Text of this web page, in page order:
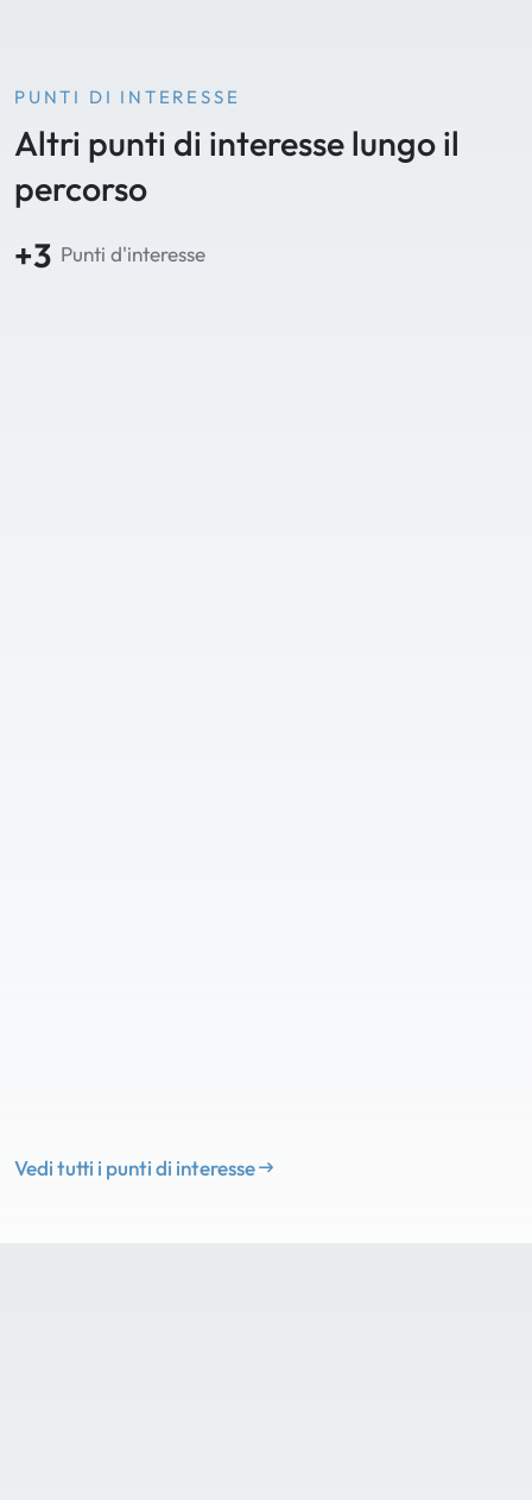
PUNTI DI INTERESSE
Altri punti di interesse lungo il
percorso
+3 Punti d'interesse
Vedi tutti i punti di interesse